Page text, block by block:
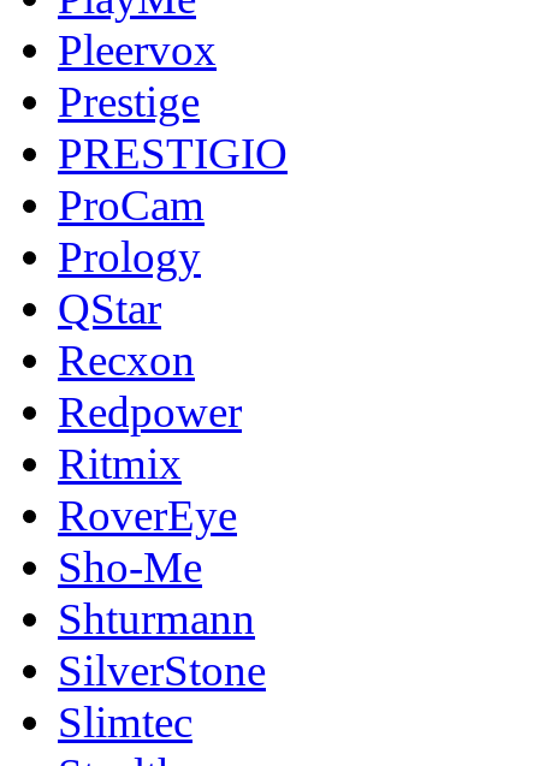
Pleervox
Prestige
PRESTIGIO
ProCam
Prology
QStar
Recxon
Redpower
Ritmix
RoverEye
Sho-Me
Shturmann
SilverStone
Slimtec